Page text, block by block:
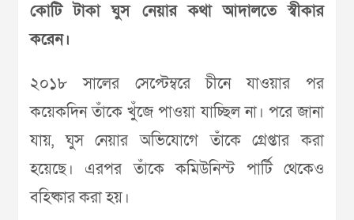
কোটি টাকা ঘুস নেয়ার কথা আদালতে স্বীকার
করেন।
২০১৮ সালের সেপ্টেম্বরে চীনে যাওয়ার পর
কয়েকদিন তাঁকে খুঁজে পাওয়া যাচ্ছিল না। পরে জানা
যায়, ঘুস নেয়ার অভিযোগে তাঁকে গ্রেপ্তার করা
হয়েছে। এরপর তাঁকে কমিউনিস্ট পার্টি থেকেও
বহিষ্কার করা হয়।